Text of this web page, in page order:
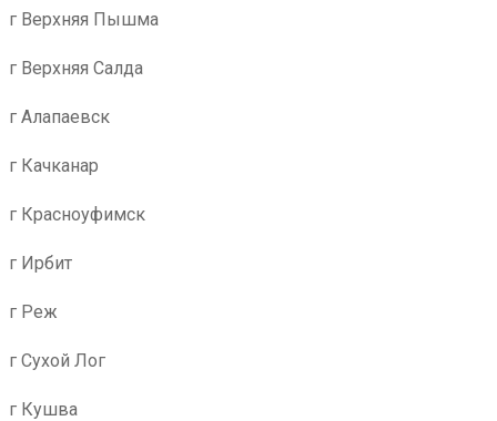
г Верхняя Пышма
г Верхняя Салда
г Алапаевск
г Качканар
г Красноуфимск
г Ирбит
г Реж
г Сухой Лог
г Кушва